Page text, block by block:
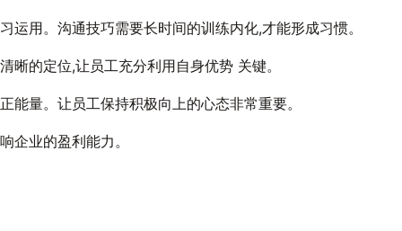
用。沟通技巧需要长时间的训练内化,才能形成习惯。
的定位,让员工充分利用自身优势 关键。
量。让员工保持积极向上的心态非常重要。
企业的盈利能力。